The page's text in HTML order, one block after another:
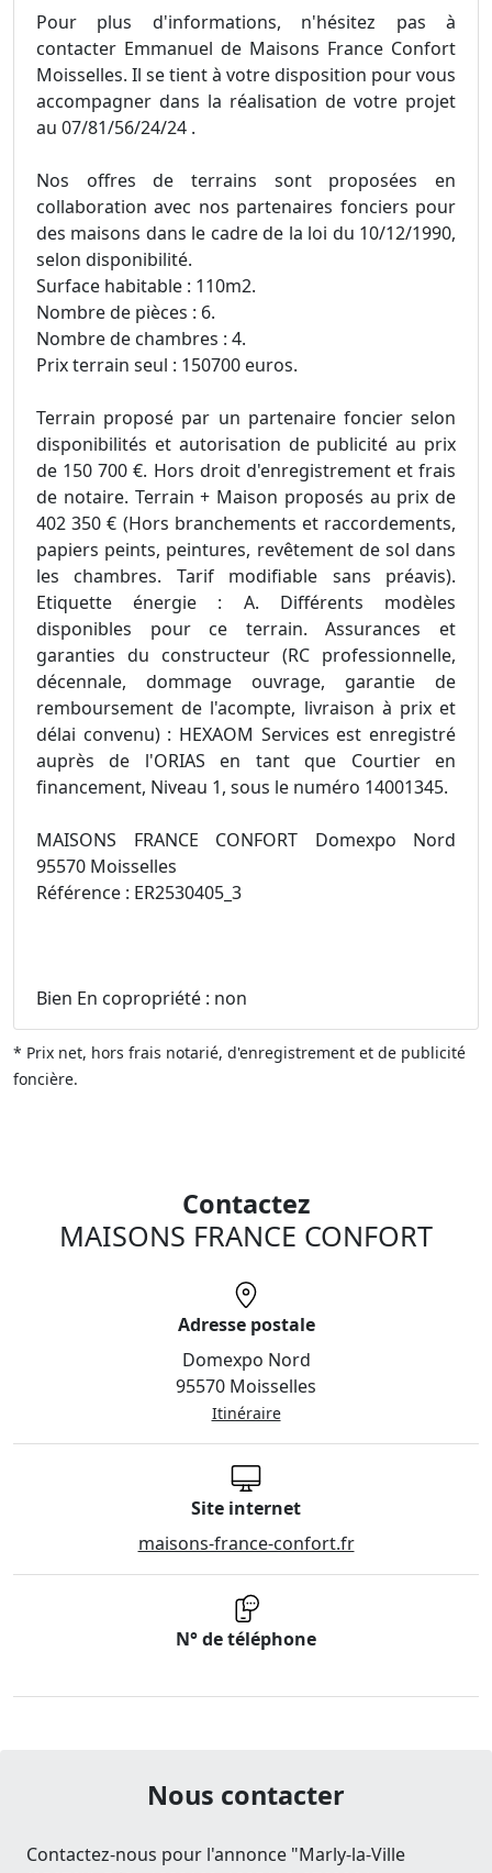
Pour plus d'informations, n'hésitez pas à
contacter Emmanuel de Maisons France Confort
Moisselles. Il se tient à votre disposition pour vous
accompagner dans la réalisation de votre projet
au 07/81/56/24/24 .
Nos offres de terrains sont proposées en
collaboration avec nos partenaires fonciers pour
des maisons dans le cadre de la loi du 10/12/1990,
selon disponibilité.
Surface habitable : 110m2.
Nombre de pièces : 6.
Nombre de chambres : 4.
Prix terrain seul : 150700 euros.
Terrain proposé par un partenaire foncier selon
disponibilités et autorisation de publicité au prix
de 150 700 €. Hors droit d'enregistrement et frais
de notaire. Terrain + Maison proposés au prix de
402 350 € (Hors branchements et raccordements,
papiers peints, peintures, revêtement de sol dans
les chambres. Tarif modifiable sans préavis).
Etiquette énergie : A. Différents modèles
disponibles pour ce terrain. Assurances et
garanties du constructeur (RC professionnelle,
décennale, dommage ouvrage, garantie de
remboursement de l'acompte, livraison à prix et
délai convenu) : HEXAOM Services est enregistré
auprès de l'ORIAS en tant que Courtier en
financement, Niveau 1, sous le numéro 14001345.
MAISONS FRANCE CONFORT Domexpo Nord
95570 Moisselles
Référence : ER2530405_3
Bien En copropriété : non
* Prix net, hors frais notarié, d'enregistrement et de publicité
foncière.
Contactez
MAISONS FRANCE CONFORT
Adresse postale
Domexpo Nord
95570 Moisselles
Itinéraire
Site internet
maisons-france-confort.fr
N° de téléphone
Nous contacter
Contactez-nous pour l'annonce "Marly-la-Ville